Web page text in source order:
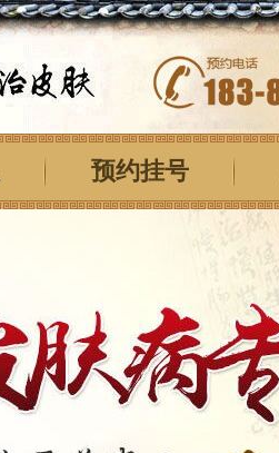
预约挂号